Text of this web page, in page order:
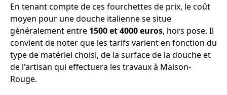
En tenant compte de ces fourchettes de prix, le coût
moyen pour une douche italienne se situe
généralement entre 1500 et 4000 euros, hors pose. Il
convient de noter que les tarifs varient en fonction du
type de matériel choisi, de la surface de la douche et
de l'artisan qui effectuera les travaux à Maison-
Rouge.